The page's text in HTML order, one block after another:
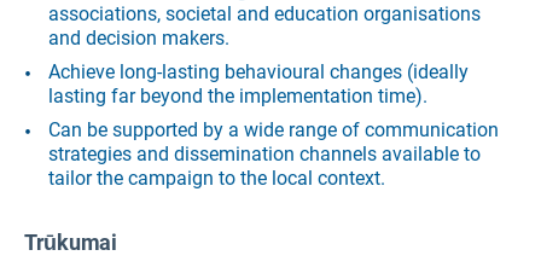
associations, societal and education organisations
and decision makers.
Achieve long-lasting behavioural changes (ideally
lasting far beyond the implementation time).
Can be supported by a wide range of communication
strategies and dissemination channels available to
tailor the campaign to the local context.
Trūkumai